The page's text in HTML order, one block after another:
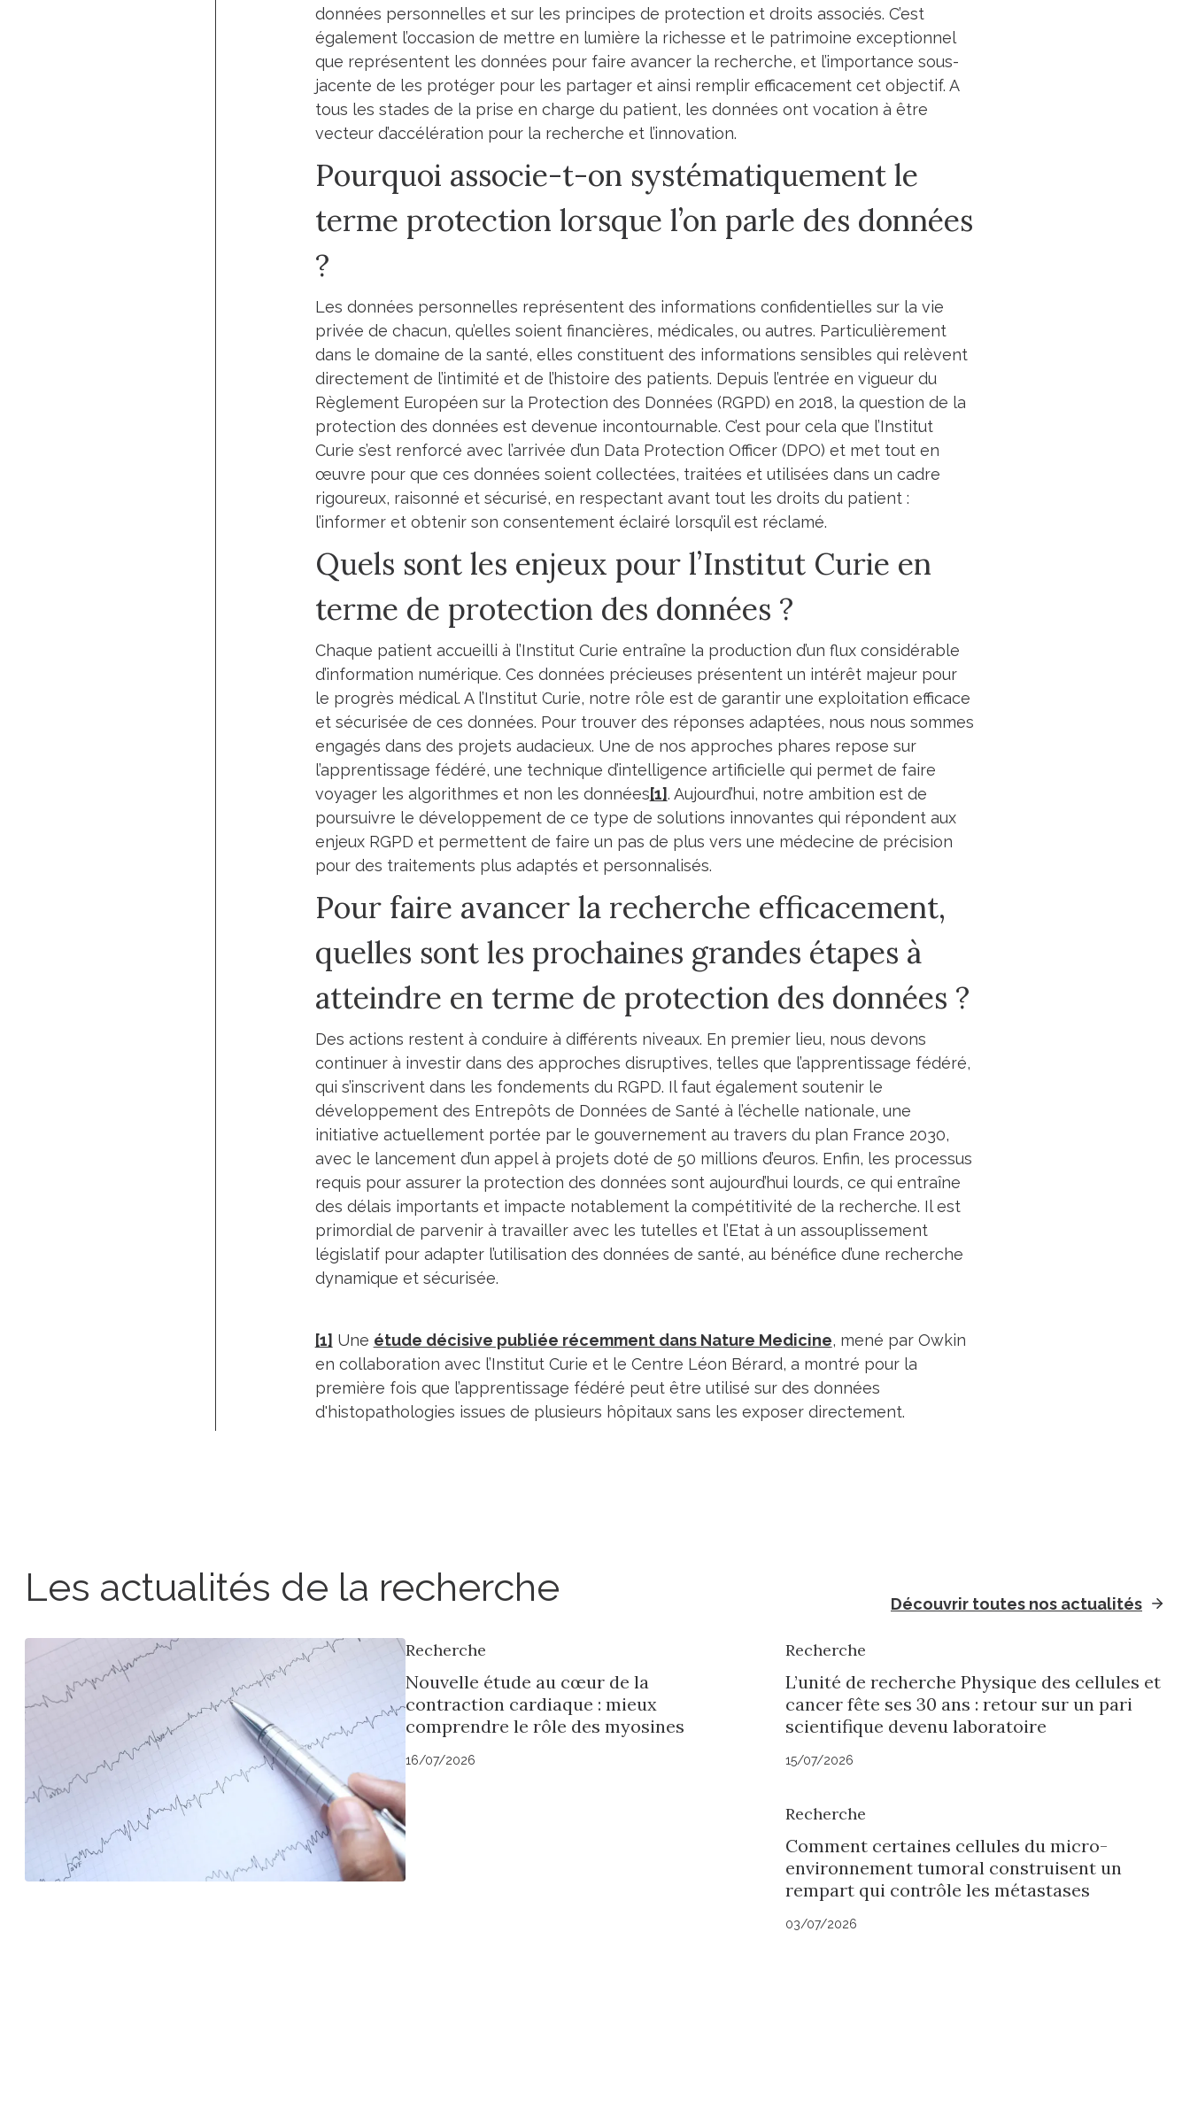
données personnelles et sur les principes de protection et droits associés. C’est
également l’occasion de mettre en lumière la richesse et le patrimoine exceptionnel
que représentent les données pour faire avancer la recherche, et l’importance sous-
jacente de les protéger pour les partager et ainsi remplir efficacement cet objectif. A
tous les stades de la prise en charge du patient, les données ont vocation à être
vecteur d’accélération pour la recherche et l’innovation.
Pourquoi associe-t-on systématiquement le
terme protection lorsque l’on parle des données
?
Les données personnelles représentent des informations confidentielles sur la vie
privée de chacun, qu’elles soient financières, médicales, ou autres. Particulièrement
dans le domaine de la santé, elles constituent des informations sensibles qui relèvent
directement de l’intimité et de l’histoire des patients. Depuis l’entrée en vigueur du
Règlement Européen sur la Protection des Données (RGPD) en 2018, la question de la
protection des données est devenue incontournable. C’est pour cela que l’Institut
Curie s’est renforcé avec l’arrivée d’un Data Protection Officer (DPO) et met tout en
œuvre pour que ces données soient collectées, traitées et utilisées dans un cadre
rigoureux, raisonné et sécurisé, en respectant avant tout les droits du patient :
l’informer et obtenir son consentement éclairé lorsqu’il est réclamé.
Quels sont les enjeux pour l’Institut Curie en
terme de protection des données ?
Chaque patient accueilli à l’Institut Curie entraîne la production d’un flux considérable
d’information numérique. Ces données précieuses présentent un intérêt majeur pour
le progrès médical. A l’Institut Curie, notre rôle est de garantir une exploitation efficace
et sécurisée de ces données. Pour trouver des réponses adaptées, nous nous sommes
engagés dans des projets audacieux. Une de nos approches phares repose sur
l’apprentissage fédéré, une technique d’intelligence artificielle qui permet de faire
voyager les algorithmes et non les données[1]. Aujourd’hui, notre ambition est de
poursuivre le développement de ce type de solutions innovantes qui répondent aux
enjeux RGPD et permettent de faire un pas de plus vers une médecine de précision
pour des traitements plus adaptés et personnalisés.
Pour faire avancer la recherche efficacement,
quelles sont les prochaines grandes étapes à
atteindre en terme de protection des données ?
Des actions restent à conduire à différents niveaux. En premier lieu, nous devons
continuer à investir dans des approches disruptives, telles que l’apprentissage fédéré,
qui s’inscrivent dans les fondements du RGPD. Il faut également soutenir le
développement des Entrepôts de Données de Santé à l’échelle nationale, une
initiative actuellement portée par le gouvernement au travers du plan France 2030,
avec le lancement d’un appel à projets doté de 50 millions d’euros. Enfin, les processus
requis pour assurer la protection des données sont aujourd’hui lourds, ce qui entraîne
des délais importants et impacte notablement la compétitivité de la recherche. Il est
primordial de parvenir à travailler avec les tutelles et l’Etat à un assouplissement
législatif pour adapter l’utilisation des données de santé, au bénéfice d’une recherche
dynamique et sécurisée.
[1] Une étude décisive publiée récemment dans Nature Medicine, mené par Owkin
en collaboration avec l’Institut Curie et le Centre Léon Bérard, a montré pour la
première fois que l’apprentissage fédéré peut être utilisé sur des données
d'histopathologies issues de plusieurs hôpitaux sans les exposer directement.
Les actualités de la recherche Découvrir toutes nos actualités
Recherche
Nouvelle étude au cœur de la
contraction cardiaque : mieux
comprendre le rôle des myosines
16/07/2026
Recherche
L’unité de recherche Physique des cellules et
cancer fête ses 30 ans : retour sur un pari
scientifique devenu laboratoire
15/07/2026
Recherche
Comment certaines cellules du micro-
environnement tumoral construisent un
rempart qui contrôle les métastases
03/07/2026